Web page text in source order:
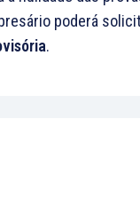
poderá
.